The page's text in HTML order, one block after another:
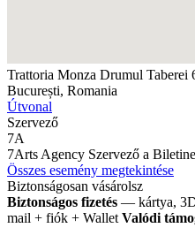
Trattoria Monza Drumul Taberei
București, Romania
Útvonal
Szervező
7A
7Arts Agency Szervező a
Összes esemény megtekintése
Biztonságosan vásárolsz
Biztonságos fizetés — kártya,
mail + fiók + Wallet Valódi